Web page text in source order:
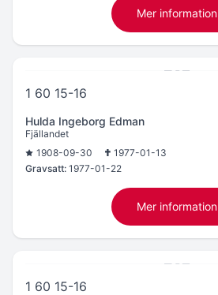
Mer information
1 60 15-16
Hulda Ingeborg Edman
Fjällandet
1908-09-30
1977-01-13
Gravsatt: 1977-01-22
Mer information
1 60 15-16